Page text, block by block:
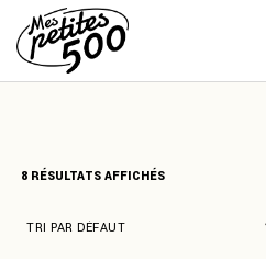
the
content
8 RÉSULTATS AFFICHÉS
TRI PAR DÉFAUT